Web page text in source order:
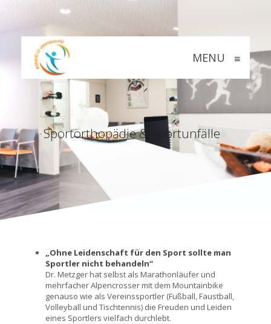
MENU ≡
Sportorthopädie & Sportunfälle
„Ohne Leidenschaft für den Sport sollte man
Sportler nicht behandeln“
Dr. Metzger hat selbst als Marathonläufer und
mehrfacher Alpencrosser mit dem Mountainbike
genauso wie als Vereinssportler (Fußball, Faustball,
Volleyball und Tischtennis) die Freuden und Leiden
eines Sportlers vielfach durchlebt.